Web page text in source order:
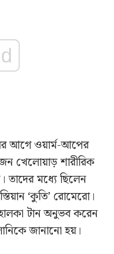
আগে ওয়ার্ম-আপের
খেলোয়াড় শারীরিক
তাদের মধ্যে ছিলেন
‘কুতি’ রোমেরো।
টান অনুভব করেন
জানানো হয়।